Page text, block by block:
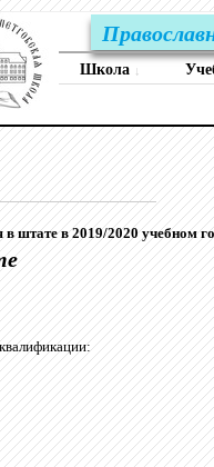
Школа ↓
в штате в 2019/2020 учебном